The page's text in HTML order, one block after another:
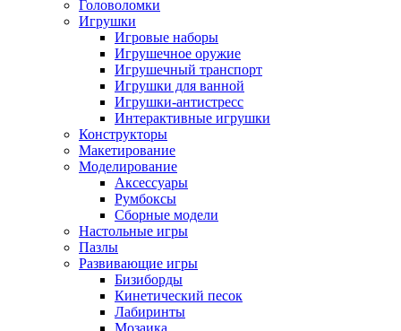
Головоломки
Игрушки
Игровые наборы
Игрушечное оружие
Игрушечный транспорт
Игрушки для ванной
Игрушки-антистресс
Интерактивные игрушки
Конструкторы
Макетирование
Моделирование
Аксессуары
Румбоксы
Сборные модели
Настольные игры
Пазлы
Развивающие игры
Бизиборды
Кинетический песок
Лабиринты
Мозаика